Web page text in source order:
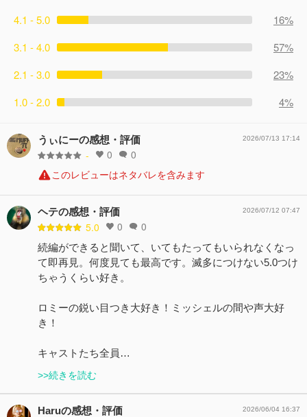
4.1 - 5.0
16%
3.1 - 4.0
57%
2.1 - 3.0
23%
1.0 - 2.0
4%
うぃにーの感想・評価
- 0 0
2026/07/13 17:14
このレビューはネタバレを含みます
ヘテの感想・評価
5.0 0 0
2026/07/12 07:47
続編ができると聞いて、いてもたってもいられなくなっ
て即再見。何度見ても最高です。滅多につけない5.0つけ
ちゃうくらい好き。
ロミーの鋭い目つき大好き！ミッシェルの間や声大好
き！
キャストたち全員…
>>続きを読む
Haruの感想・評価 2026/06/04 16:37